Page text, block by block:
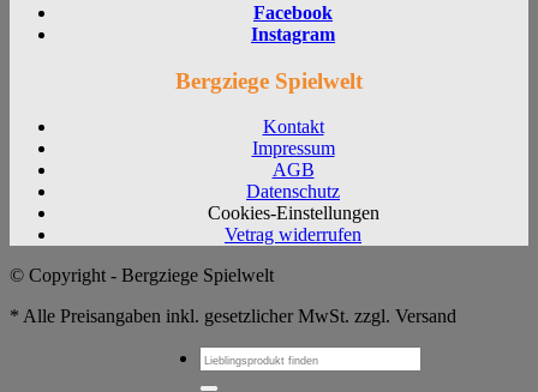
Facebook
Instagram
Bergziege Spielwelt
Kontakt
Impressum
AGB
Datenschutz
Cookies-Einstellungen
Vetrag widerrufen
© Copyright - Bergziege Spielwelt
* Alle Preisangaben inkl. gesetzlicher MwSt. zzgl. Versand
Suchen
nach: